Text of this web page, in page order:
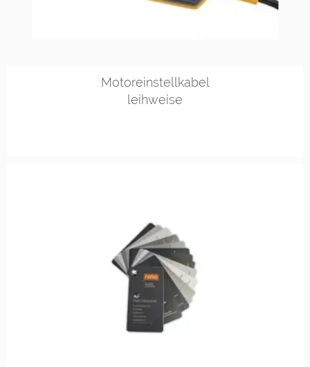
Motoreinstellkabel
leihweise